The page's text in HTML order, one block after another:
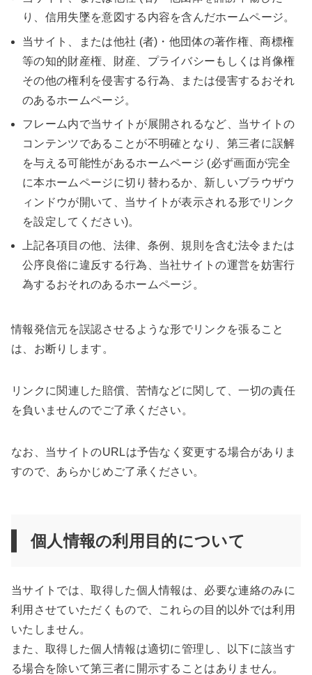
り、信用失墜を意図する内容を含んだホームページ。
当サイト、または他社 (者)・他団体の著作権、商標権
等の知的財産権、財産、プライバシーもしくは肖像権
その他の権利を侵害する行為、または侵害するおそれ
のあるホームページ。
フレーム内で当サイトが展開されるなど、当サイトの
コンテンツであることが不明確となり、第三者に誤解
を与える可能性があるホームページ (必ず画面が完全
に本ホームページに切り替わるか、新しいブラウザウ
ィンドウが開いて、当サイトが表示される形でリンク
を設定してください)。
上記各項目の他、法律、条例、規則を含む法令または
公序良俗に違反する行為、当社サイトの運営を妨害行
為するおそれのあるホームページ。
情報発信元を誤認させるような形でリンクを張ること
は、お断りします。
リンクに関連した賠償、苦情などに関して、一切の責任
を負いませんのでご了承ください。
なお、当サイトのURLは予告なく変更する場合がありま
すので、あらかじめご了承ください。
個人情報の利用目的について
当サイトでは、取得した個人情報は、必要な連絡のみに
利用させていただくもので、これらの目的以外では利用
いたしません。
また、取得した個人情報は適切に管理し、以下に該当す
る場合を除いて第三者に開示することはありません。